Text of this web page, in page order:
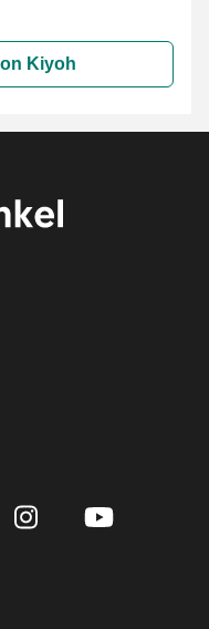
Kiyoh